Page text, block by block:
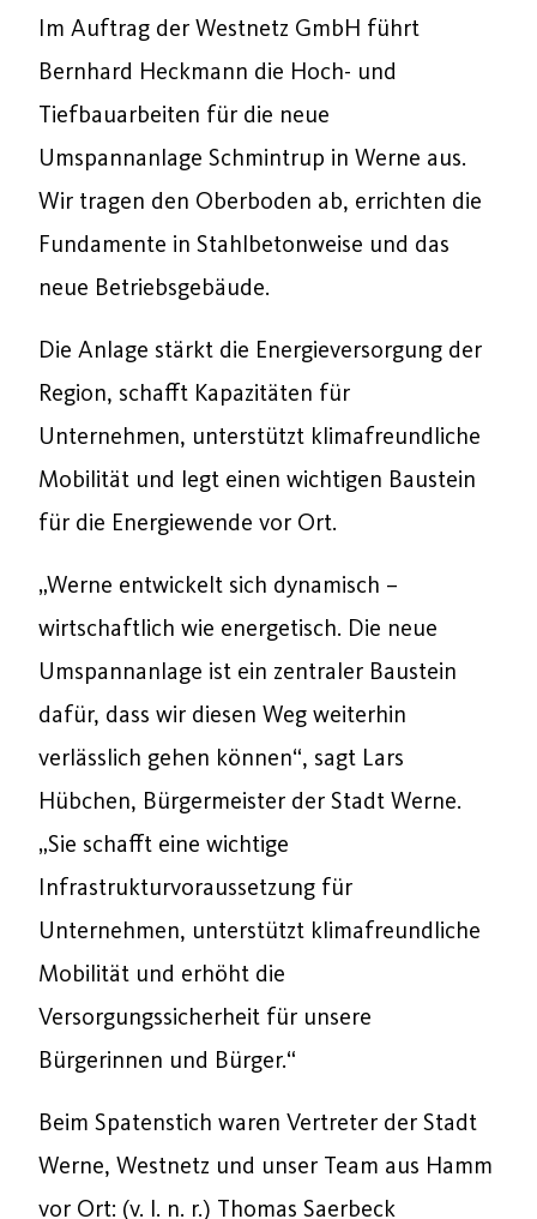
Im Auftrag der Westnetz GmbH führt
Bernhard Heckmann die Hoch- und
Tiefbauarbeiten für die neue
Umspannanlage Schmintrup in Werne aus.
Wir tragen den Oberboden ab, errichten die
Fundamente in Stahlbetonweise und das
neue Betriebsgebäude.
Die Anlage stärkt die Energieversorgung der
Region, schafft Kapazitäten für
Unternehmen, unterstützt klimafreundliche
Mobilität und legt einen wichtigen Baustein
für die Energiewende vor Ort.
„Werne entwickelt sich dynamisch –
wirtschaftlich wie energetisch. Die neue
Umspannanlage ist ein zentraler Baustein
dafür, dass wir diesen Weg weiterhin
verlässlich gehen können“, sagt Lars
Hübchen, Bürgermeister der Stadt Werne.
„Sie schafft eine wichtige
Infrastrukturvoraussetzung für
Unternehmen, unterstützt klimafreundliche
Mobilität und erhöht die
Versorgungssicherheit für unsere
Bürgerinnen und Bürger.“
Beim Spatenstich waren Vertreter der Stadt
Werne, Westnetz und unser Team aus Hamm
vor Ort: (v. l. n. r.) Thomas Saerbeck